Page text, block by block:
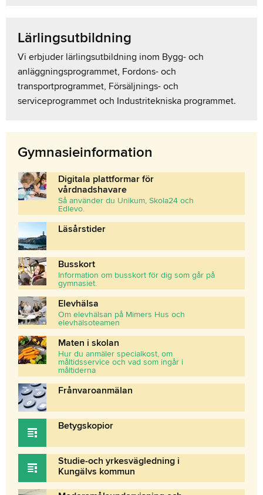
Lärlingsutbildning
Vi erbjuder lärlingsutbildning inom Bygg- och
anläggningsprogrammet, Fordons- och
transportprogrammet, Försäljnings- och
serviceprogrammet och Industritekniska programmet.
Gymnasieinformation
Digitala plattformar för
vårdnadshavare
Så använder du Unikum, Skola24 och
Edlevo.
Läsårstider
Busskort
Information om busskort för dig som går på
gymnasiet.
Elevhälsa
Om elevhälsan på Mimers Hus och
elevhälsoteamen
Maten i skolan
Hur du anmäler specialkost, om
måltidsservice och vad som ingår i
måltiderna
Frånvaroanmälan
Betygskopior
Studie-och yrkesvägledning i
Kungälvs kommun